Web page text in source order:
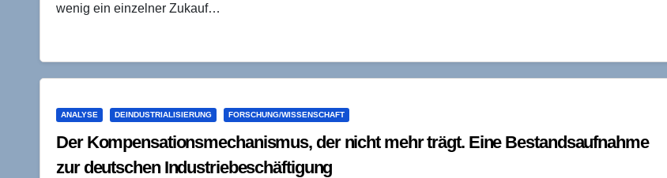
wenig ein einzelner Zukauf…
ANALYSE DEINDUSTRIALISIERUNG FORSCHUNG/WISSENSCHAFT
Der Kompensationsmechanismus, der nicht mehr trägt. Eine Bestandsaufnahme
zur deutschen Industriebeschäftigung